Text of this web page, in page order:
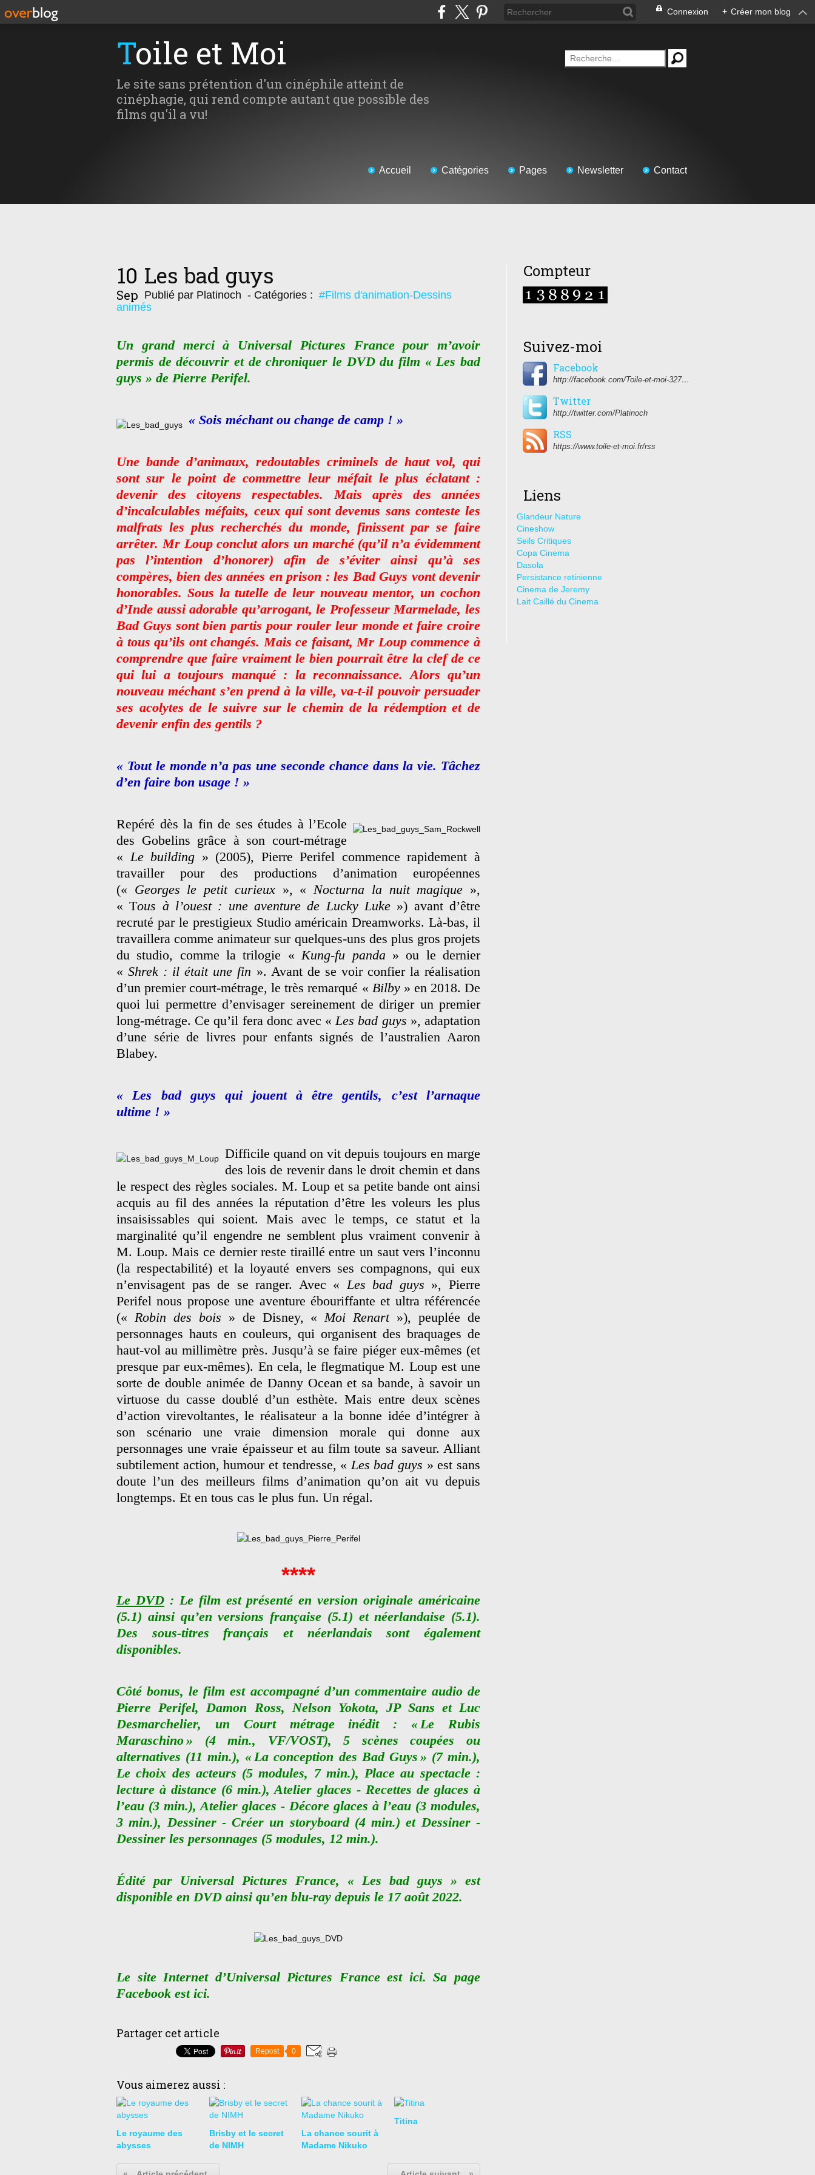
Connexion + Créer mon blog
Toile et Moi
Le site sans prétention d'un cinéphile atteint de
cinéphagie, qui rend compte autant que possible des
films qu'il a vu!
Accueil Catégories Pages Newsletter Contact
10
Sep
Les bad guys
Publié par Platinoch - Catégories : #Films d'animation-Dessins
animés
Un grand merci à Universal Pictures France pour m’avoir
permis de découvrir et de chroniquer le DVD du film « Les bad
guys » de Pierre Perifel.
« Sois méchant ou change de camp ! »
Une bande d’animaux, redoutables criminels de haut vol, qui
sont sur le point de commettre leur méfait le plus éclatant :
devenir des citoyens respectables. Mais après des années
d’incalculables méfaits, ceux qui sont devenus sans conteste les
malfrats les plus recherchés du monde, finissent par se faire
arrêter. Mr Loup conclut alors un marché (qu’il n’a évidemment
pas l’intention d’honorer) afin de s’éviter ainsi qu’à ses
compères, bien des années en prison : les Bad Guys vont devenir
honorables. Sous la tutelle de leur nouveau mentor, un cochon
d’Inde aussi adorable qu’arrogant, le Professeur Marmelade, les
Bad Guys sont bien partis pour rouler leur monde et faire croire
à tous qu’ils ont changés. Mais ce faisant, Mr Loup commence à
comprendre que faire vraiment le bien pourrait être la clef de ce
qui lui a toujours manqué : la reconnaissance. Alors qu’un
nouveau méchant s’en prend à la ville, va-t-il pouvoir persuader
ses acolytes de le suivre sur le chemin de la rédemption et de
devenir enfin des gentils ?
« Tout le monde n’a pas une seconde chance dans la vie. Tâchez
d’en faire bon usage ! »
Repéré dès la fin de ses études à l’Ecole
des Gobelins grâce à son court-métrage
«Le building » (2005), Pierre Perifel commence rapidement à
travailler pour des productions d’animation européennes
(« Georges le petit curieux», «Nocturna la nuit magique »,
« Tous à l’ouest : une aventure de Lucky Luke ») avant d’être
recruté par le prestigieux Studio américain Dreamworks. Là-bas, il
travaillera comme animateur sur quelques-uns des plus gros projets
du studio, comme la trilogie «Kung-fu panda » ou le dernier
«Shrek : il était une fin ». Avant de se voir confier la réalisation
d’un premier court-métrage, le très remarqué « Bilby» en 2018. De
quoi lui permettre d’envisager sereinement de diriger un premier
long-métrage. Ce qu’il fera donc avec «Les bad guys », adaptation
d’une série de livres pour enfants signés de l’australien Aaron
Blabey.
« Les bad guys qui jouent à être gentils, c’est l’arnaque
ultime ! »
Difficile quand on vit depuis toujours en marge
des lois de revenir dans le droit chemin et dans
le respect des règles sociales. M. Loup et sa petite bande ont ainsi
acquis au fil des années la réputation d’être les voleurs les plus
insaisissables qui soient. Mais avec le temps, ce statut et la
marginalité qu’il engendre ne semblent plus vraiment convenir à
M. Loup. Mais ce dernier reste tiraillé entre un saut vers l’inconnu
(la respectabilité) et la loyauté envers ses compagnons, qui eux
n’envisagent pas de se ranger. Avec «Les bad guys », Pierre
Perifel nous propose une aventure ébouriffante et ultra référencée
(« Robin des bois » de Disney, «Moi Renart»), peuplée de
personnages hauts en couleurs, qui organisent des braquages de
haut-vol au millimètre près. Jusqu’à se faire piéger eux-mêmes (et
presque par eux-mêmes). En cela, le flegmatique M. Loup est une
sorte de double animée de Danny Ocean et sa bande, à savoir un
virtuose du casse doublé d’un esthète. Mais entre deux scènes
d’action virevoltantes, le réalisateur a la bonne idée d’intégrer à
son scénario une vraie dimension morale qui donne aux
personnages une vraie épaisseur et au film toute sa saveur. Alliant
subtilement action, humour et tendresse, «Les bad guys » est sans
doute l’un des meilleurs films d’animation qu’on ait vu depuis
longtemps. Et en tous cas le plus fun. Un régal.
****
Le DVD: Le film est présenté en version originale américaine
(5.1) ainsi qu’en versions française (5.1) et néerlandaise (5.1).
Des sous-titres français et néerlandais sont également
disponibles.
Côté bonus, le film est accompagné d’un commentaire audio de
Pierre Perifel, Damon Ross, Nelson Yokota, JP Sans et Luc
Desmarchelier, un Court métrage inédit : « Le Rubis
Maraschino » (4 min., VF/VOST), 5 scènes coupées ou
alternatives (11 min.), « La conception des Bad Guys » (7 min.),
Le choix des acteurs (5 modules, 7 min.), Place au spectacle :
lecture à distance (6 min.), Atelier glaces - Recettes de glaces à
l’eau (3 min.), Atelier glaces - Décore glaces à l’eau (3 modules,
3 min.), Dessiner - Créer un storyboard (4 min.) et Dessiner -
Dessiner les personnages (5 modules, 12 min.).
Édité par Universal Pictures France, « Les bad guys » est
disponible en DVD ainsi qu’en blu-ray depuis le 17 août 2022.
Le site Internet d’Universal Pictures France est ici. Sa page
Facebook est ici.
Partager cet article
Repost 0
Vous aimerez aussi :
Le royaume des
abysses
Brisby et le secret
de NIMH
La chance sourit à
Madame Nikuko
Titina
Compteur
Suivez-moi
Facebook
http://facebook.com/Toile-et-moi-327459350627274/
Twitter
http://twitter.com/Platinoch
RSS
https://www.toile-et-moi.fr/rss
Liens
Glandeur Nature
Cineshow
Seils Critiques
Copa Cinema
Dasola
Persistance retinienne
Cinema de Jeremy
Lait Caillé du Cinema